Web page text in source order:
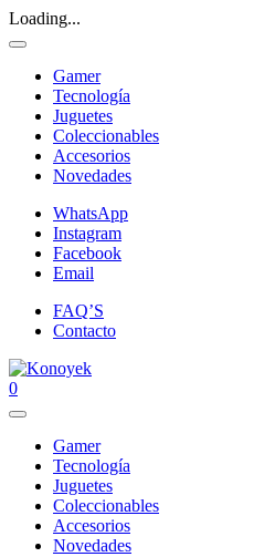
Loading...
Gamer
Tecnología
Juguetes
Coleccionables
Accesorios
Novedades
WhatsApp
Instagram
Facebook
Email
FAQ’S
Contacto
0
Gamer
Tecnología
Juguetes
Coleccionables
Accesorios
Novedades